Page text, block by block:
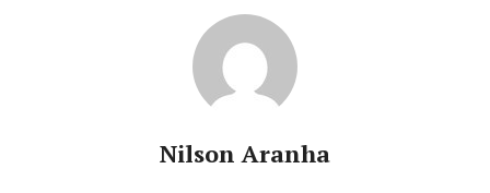
Nilson Aranha